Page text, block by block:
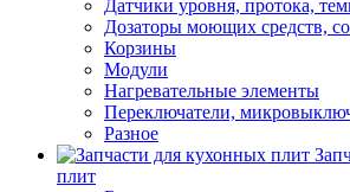
Датчики уровня, протока,
Дозаторы моющих средств,
Корзины
Модули
Нагревательные элементы
Переключатели,
Разное
плит